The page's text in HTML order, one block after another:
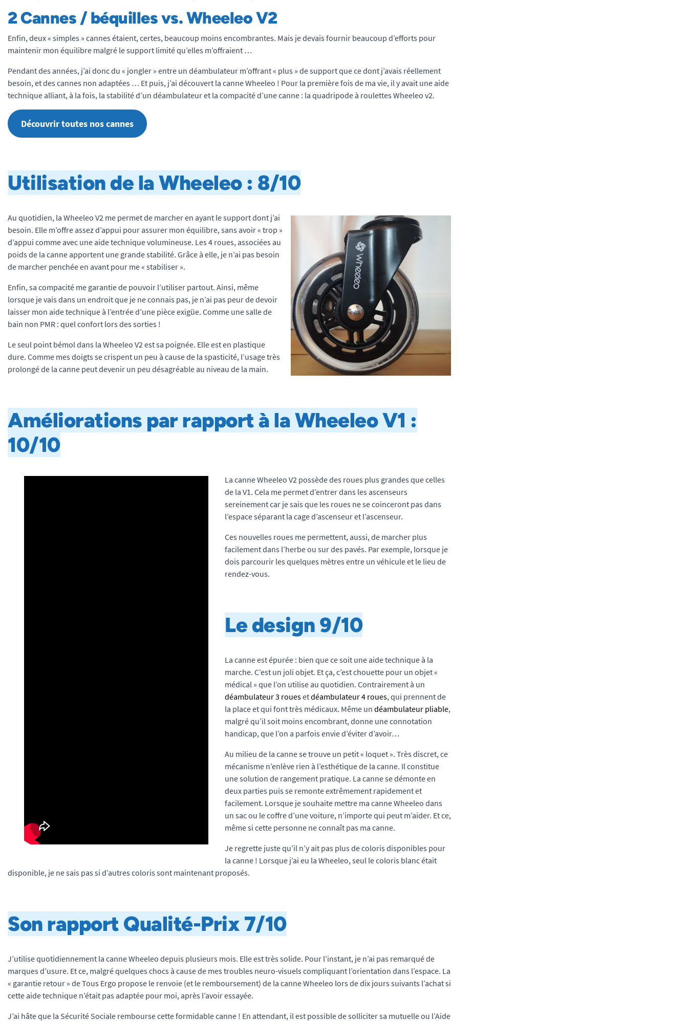
2 Cannes / béquilles vs. Wheeleo V2
Enfin, deux « simples » cannes étaient, certes, beaucoup moins encombrantes. Mais je devais fournir beaucoup d’efforts pour
maintenir mon équilibre malgré le support limité qu’elles m’offraient …
Pendant des années, j’ai donc du « jongler » entre un déambulateur m’offrant « plus » de support que ce dont j’avais réellement
besoin, et des cannes non adaptées … Et puis, j’ai découvert la canne Wheeleo ! Pour la première fois de ma vie, il y avait une aide
technique alliant, à la fois, la stabilité d’un déambulateur et la compacité d’une canne : la quadripode à roulettes Wheeleo v2.
Découvrir toutes nos cannes
Utilisation de la Wheeleo : 8/10
Au quotidien, la Wheeleo V2 me permet de marcher en ayant le support dont j’ai
besoin. Elle m’offre assez d’appui pour assurer mon équilibre, sans avoir « trop »
d’appui comme avec une aide technique volumineuse. Les 4 roues, associées au
poids de la canne apportent une grande stabilité. Grâce à elle, je n’ai pas besoin
de marcher penchée en avant pour me « stabiliser ».
Enfin, sa compacité me garantie de pouvoir l’utiliser partout. Ainsi, même
lorsque je vais dans un endroit que je ne connais pas, je n’ai pas peur de devoir
laisser mon aide technique à l’entrée d’une pièce exigüe. Comme une salle de
bain non PMR : quel confort lors des sorties !
Le seul point bémol dans la Wheeleo V2 est sa poignée. Elle est en plastique
dure. Comme mes doigts se crispent un peu à cause de la spasticité, l’usage très
prolongé de la canne peut devenir un peu désagréable au niveau de la main.
Améliorations par rapport à la Wheeleo V1 :
10/10
La canne Wheeleo V2 possède des roues plus grandes que celles
de la V1. Cela me permet d’entrer dans les ascenseurs
sereinement car je sais que les roues ne se coinceront pas dans
l’espace séparant la cage d’ascenseur et l’ascenseur.
Ces nouvelles roues me permettent, aussi, de marcher plus
facilement dans l’herbe ou sur des pavés. Par exemple, lorsque je
dois parcourir les quelques mètres entre un véhicule et le lieu de
rendez-vous.
Le design 9/10
La canne est épurée : bien que ce soit une aide technique à la
marche. C’est un joli objet. Et ça, c’est chouette pour un objet «
médical » que l’on utilise au quotidien. Contrairement à un
déambulateur 3 rouesetdéambulateur 4 roues, qui prennent de
la place et qui font très médicaux. Même un déambulateur pliable,
malgré qu’il soit moins encombrant, donne une connotation
handicap, que l’on a parfois envie d’éviter d’avoir…
Au milieu de la canne se trouve un petit « loquet ». Très discret, ce
mécanisme n’enlève rien à l’esthétique de la canne. Il constitue
une solution de rangement pratique. La canne se démonte en
deux parties puis se remonte extrêmement rapidement et
facilement. Lorsque je souhaite mettre ma canne Wheeleo dans
un sac ou le coffre d’une voiture, n’importe qui peut m’aider. Et ce,
même si cette personne ne connaît pas ma canne.
Je regrette juste qu’il n’y ait pas plus de coloris disponibles pour
la canne ! Lorsque j’ai eu la Wheeleo, seul le coloris blanc était
disponible, je ne sais pas si d’autres coloris sont maintenant proposés.
Son rapport Qualité-Prix 7/10
J’utilise quotidiennement la canne Wheeleo depuis plusieurs mois. Elle est très solide. Pour l’instant, je n’ai pas remarqué de
marques d’usure. Et ce, malgré quelques chocs à cause de mes troubles neuro-visuels compliquant l’orientation dans l’espace. La
« garantie retour » de Tous Ergo propose le renvoie (et le remboursement) de la canne Wheeleo lors de dix jours suivants l’achat si
cette aide technique n’était pas adaptée pour moi, après l’avoir essayée.
J’ai hâte que la Sécurité Sociale rembourse cette formidable canne ! En attendant, il est possible de solliciter sa mutuelle ou l’Aide